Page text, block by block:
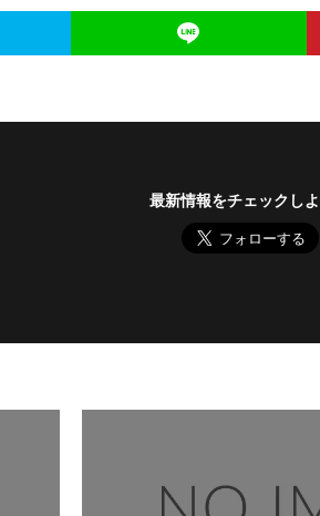
最新情報をチェックしよ